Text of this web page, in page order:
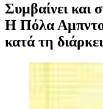
Συμβαίνει και
Η Πόλα
κατά τη